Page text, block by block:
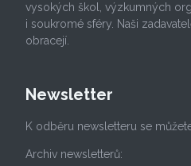
vysokých škol, výzkumných
i soukromé sféry. Naši
obracejí.
Newsletter
K odběru newsletteru se
Archiv newsletterů: